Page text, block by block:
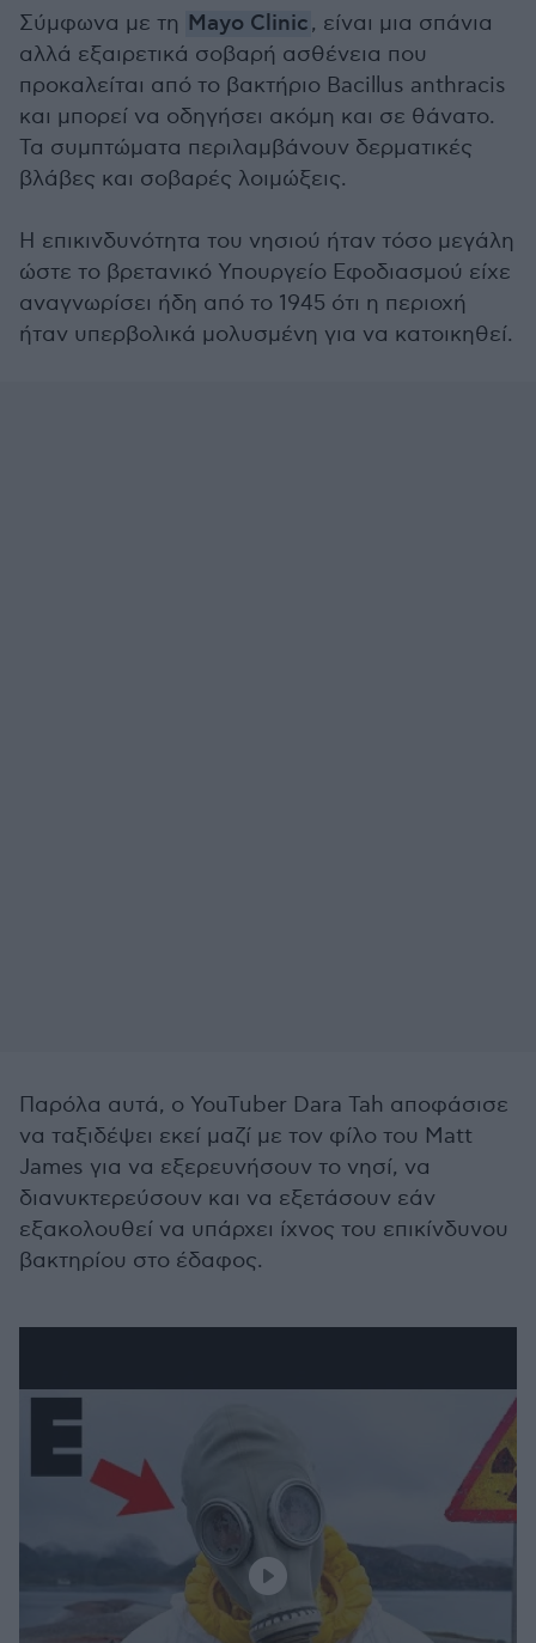
Σύμφωνα με τη Mayo Clinic, είναι μια σπάνια
αλλά εξαιρετικά σοβαρή ασθένεια που
προκαλείται από το βακτήριο Bacillus anthracis
και μπορεί να οδηγήσει ακόμη και σε θάνατο.
Τα συμπτώματα περιλαμβάνουν δερματικές
βλάβες και σοβαρές λοιμώξεις.
Η επικινδυνότητα του νησιού ήταν τόσο μεγάλη
ώστε το βρετανικό Υπουργείο Εφοδιασμού είχε
αναγνωρίσει ήδη από το 1945 ότι η περιοχή
ήταν υπερβολικά μολυσμένη για να κατοικηθεί.
Παρόλα αυτά, ο YouTuber Dara Tah αποφάσισε
να ταξιδέψει εκεί μαζί με τον φίλο του Matt
James για να εξερευνήσουν το νησί, να
διανυκτερεύσουν και να εξετάσουν εάν
εξακολουθεί να υπάρχει ίχνος του επικίνδυνου
βακτηρίου στο έδαφος.